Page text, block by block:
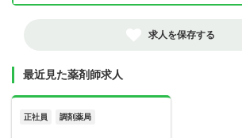
求人を保存する
最近見た薬剤師求人
正社員 調剤薬局